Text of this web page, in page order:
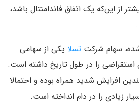
از این‌که یک اتفاق فاندامنتال باشد،
سهام شرکت تسلا یکی از سهامی
را در طول تاریخ داشته است.
افزایش شدید همراه بوده و احتمالا
زیادی را در دام انداخته است.